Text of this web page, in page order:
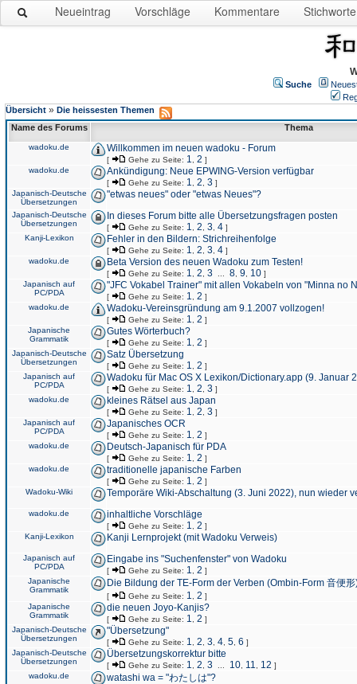
Neueintrag Vorschläge Kommentare Stichworte
Suche
Übersicht » Die heissesten Themen
Name des Forums
Thema
wadoku.de Willkommen im neuen wadoku - Forum
[ Gehe zu Seite: 1 2 ]
wadoku.de
Ankündigung: Neue EPWING-Version verfügbar
[ Gehe zu Seite: 1 2 3 ]
Japanisch-Deutsche
Übersetzungen
"etwas neues" oder "etwas Neues"?
Japanisch-Deutsche
Übersetzungen
In dieses Forum bitte alle Übersetzungsfragen posten
[ Gehe zu Seite: 1 2 3 4 ]
Kanji-Lexikon
Fehler in den Bildern: Strichreihenfolge
[ Gehe zu Seite: 1 2 3 4 ]
wadoku.de
Beta Version des neuen Wadoku zum Testen!
[ Gehe zu Seite: 1 2 3 8 9 10 ]
Japanisch auf
PC/PDA
"JFC Vokabel Trainer" mit allen Vokabeln von "Minna no
[ Gehe zu Seite: 1 2 ]
wadoku.de
Wadoku-Vereinsgründung am 9.1.2007 vollzogen!
[ Gehe zu Seite: 1 2 ]
Japanische
Grammatik
Gutes Wörterbuch?
[ Gehe zu Seite: 1 2 ]
Japanisch-Deutsche
Übersetzungen
Satz Übersetzung
[ Gehe zu Seite: 1 2 ]
Japanisch auf
PC/PDA
Wadoku für Mac OS X Lexikon/Dictionary.app (9. Januar
[ Gehe zu Seite: 1 2 3 ]
wadoku.de
kleines Rätsel aus Japan
[ Gehe zu Seite: 1 2 3 ]
Japanisch auf
PC/PDA
Japanisches OCR
[ Gehe zu Seite: 1 2 ]
wadoku.de
Deutsch-Japanisch für PDA
[ Gehe zu Seite: 1 2 ]
wadoku.de
traditionelle japanische Farben
[ Gehe zu Seite: 1 2 ]
Wadoku-Wiki
Temporäre Wiki-Abschaltung (3. Juni 2022), nun wieder
wadoku.de inhaltliche Vorschläge
[ Gehe zu Seite: 1 2 ]
Kanji-Lexikon
Kanji Lernprojekt (mit Wadoku Verweis)
Japanisch auf
PC/PDA
Eingabe ins "Suchenfenster" von Wadoku
[ Gehe zu Seite: 1 2 ]
Japanische
Grammatik
Die Bildung der TE-Form der Verben (Ombin-Form 音便形
[ Gehe zu Seite: 1 2 ]
Japanische
Grammatik
die neuen Joyo-Kanjis?
[ Gehe zu Seite: 1 2 ]
Japanisch-Deutsche
Übersetzungen
"Übersetzung"
[ Gehe zu Seite: 1 2 3 4 5 6 ]
Japanisch-Deutsche
Übersetzungen
Übersetzungskorrektur bitte
[ Gehe zu Seite: 1 2 3 10 11 12 ]
wadoku.de
watashi wa = "わたしは"?